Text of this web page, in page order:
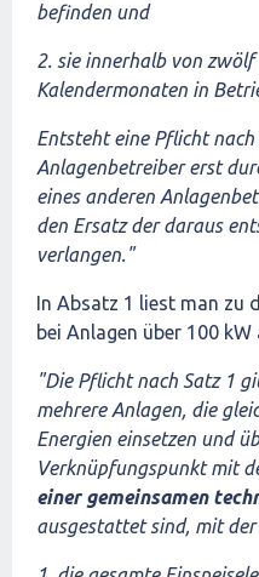
befinden und
2. sie innerhalb von
Kalendermonaten in
Entsteht eine Pflicht
Anlagenbetreiber erst
eines anderen
den Ersatz der daraus
verlangen."
In Absatz 1 liest man zu
bei Anlagen über 100 kW
"Die Pflicht nach Satz 1
mehrere Anlagen, die
Energien einsetzen und
Verknüpfungspunkt mit
einer gemeinsamen
ausgestattet sind, mit